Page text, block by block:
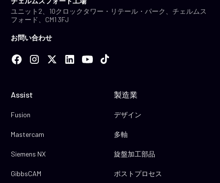
ユニット2、10クロックタワー・リテール・パーク、チェルムス
フォード、CM1 3FJ
お問い合わせ
Assist
Fusion
Mastercam
Siemens NX
GibbsCAM
製造業
デザイン
多軸
旋盤加工部品
ポストプロセス